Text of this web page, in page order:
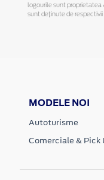
logourile sunt proprietatea
sunt deținute de respectivii
MODELE NOI
Autoturisme
Comerciale & Pick